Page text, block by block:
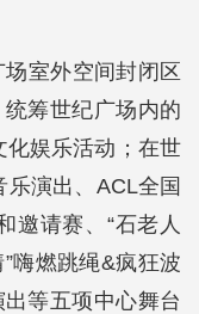
室外空间封闭区
统筹世纪广场内的
化娱乐活动；在世
演出、ACL全国
邀请赛、“石老人
嗨燃跳绳&疯狂波
出等五项中心舞台